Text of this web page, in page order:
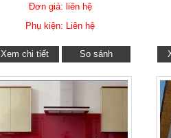
Đơn giá: liên hệ
Phụ kiện: Liên hệ
Xem chi tiết So sánh